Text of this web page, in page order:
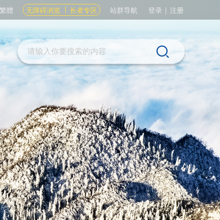
繁體 无障碍浏览 长者专区 站群导航 登录 | 注册